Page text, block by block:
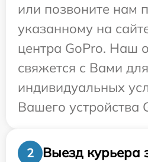
или позвоните нам
указанному на
центра GoPro. Наш
свяжется с Вами
индивидуальных
Вашего устройства
2
Выезд курьера